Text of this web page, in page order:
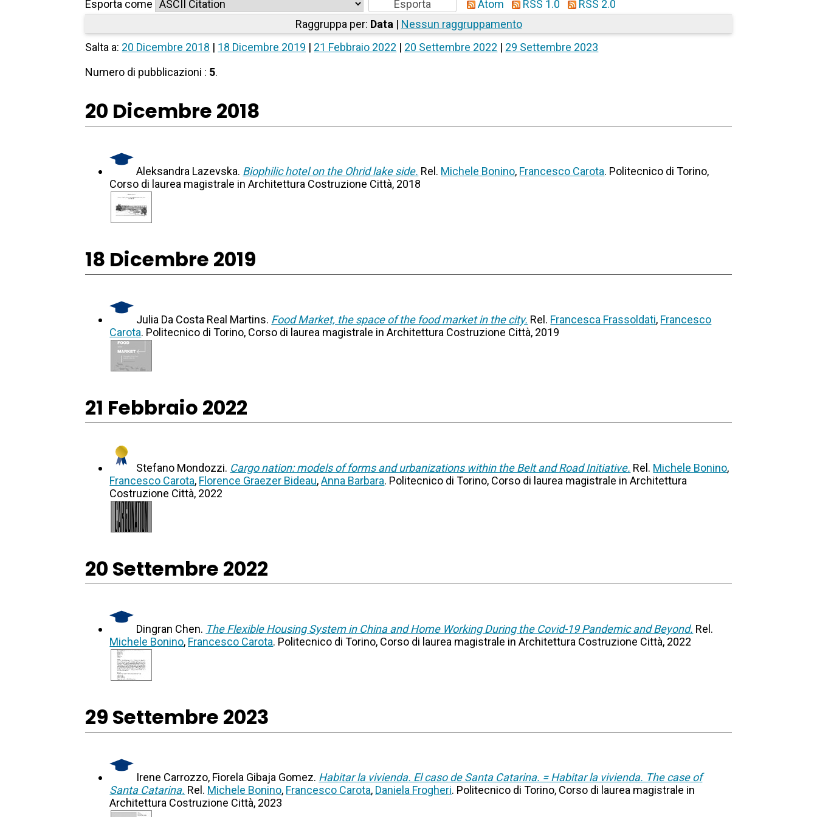
Esporta come Atom RSS 1.0
RSS 2.0
Raggruppa per: Data| Nessun raggruppamento
Salta a: 20 Dicembre 2018 | 18 Dicembre 2019 | 21 Febbraio 2022 | 20 Settembre 2022 | 29 Settembre 2023
Numero di pubblicazioni : 5.
20 Dicembre 2018
Aleksandra Lazevska. Biophilic hotel on the Ohrid lake side. Rel. Michele Bonino, Francesco Carota. Politecnico di Torino,
Corso di laurea magistrale in Architettura Costruzione Città, 2018
18 Dicembre 2019
Julia Da Costa Real Martins. Food Market, the space of the food market in the city. Rel. Francesca Frassoldati, Francesco
Carota. Politecnico di Torino, Corso di laurea magistrale in Architettura Costruzione Città, 2019
21 Febbraio 2022
Stefano Mondozzi. Cargo nation: models of forms and urbanizations within the Belt and Road Initiative. Rel. Michele Bonino,
Francesco Carota, Florence Graezer Bideau,Anna Barbara. Politecnico di Torino, Corso di laurea magistrale in Architettura
Costruzione Città, 2022
20 Settembre 2022
Dingran Chen. The Flexible Housing System in China and Home Working During the Covid-19 Pandemic and Beyond. Rel.
Michele Bonino, Francesco Carota. Politecnico di Torino, Corso di laurea magistrale in Architettura Costruzione Città, 2022
29 Settembre 2023
Irene Carrozzo, Fiorela Gibaja Gomez. Habitar la vivienda. El caso de Santa Catarina. = Habitar la vivienda. The case of
Santa Catarina. Rel. Michele Bonino, Francesco Carota, Daniela Frogheri. Politecnico di Torino, Corso di laurea magistrale in
Architettura Costruzione Città, 2023